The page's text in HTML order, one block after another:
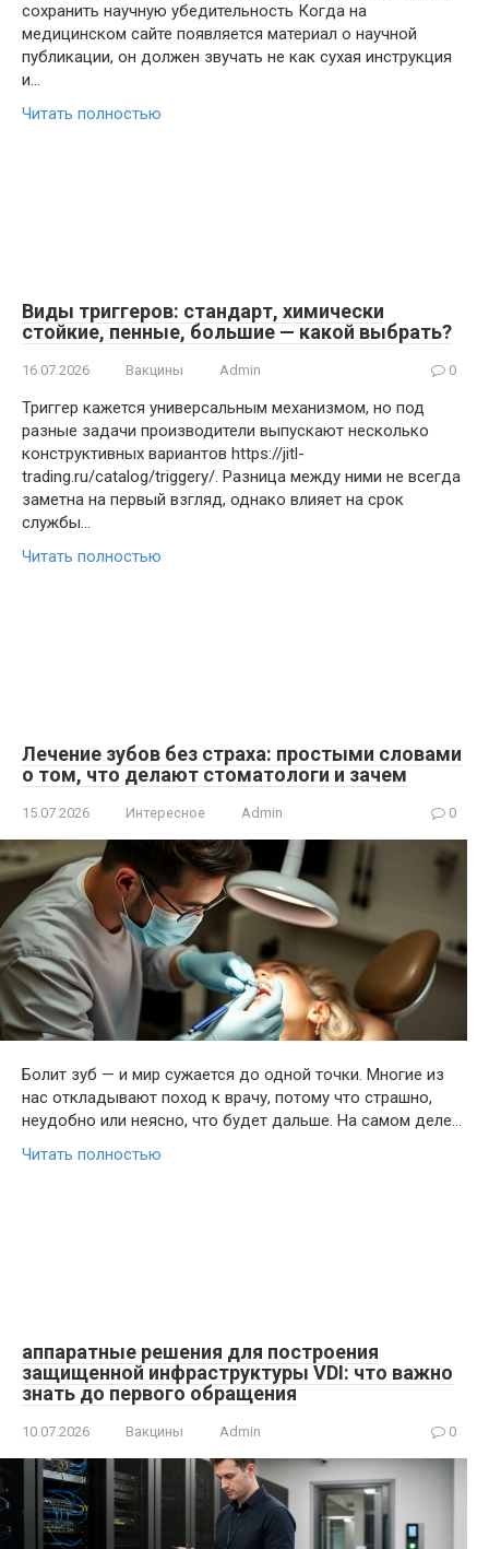
сохранить научную убедительность Когда на
медицинском сайте появляется материал о научной
публикации, он должен звучать не как сухая инструкция
и…
Читать полностью
Виды триггеров: стандарт, химически
стойкие, пенные, большие — какой выбрать?
16.07.2026 Вакцины Admin 0
Триггер кажется универсальным механизмом, но под
разные задачи производители выпускают несколько
конструктивных вариантов https://jitl-
trading.ru/catalog/triggery/. Разница между ними не всегда
заметна на первый взгляд, однако влияет на срок
службы…
Читать полностью
Лечение зубов без страха: простыми словами
о том, что делают стоматологи и зачем
15.07.2026 Интересное Admin 0
Болит зуб — и мир сужается до одной точки. Многие из
нас откладывают поход к врачу, потому что страшно,
неудобно или неясно, что будет дальше. На самом деле…
Читать полностью
аппаратные решения для построения
защищенной инфраструктуры VDI: что важно
знать до первого обращения
10.07.2026 Вакцины Admin 0